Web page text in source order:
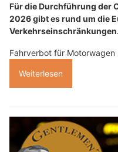
Für die Durchführung der
2026 gibt es rund um die
Verkehrseinschränkungen.
Fahrverbot für Motorwagen
Weiterlesen